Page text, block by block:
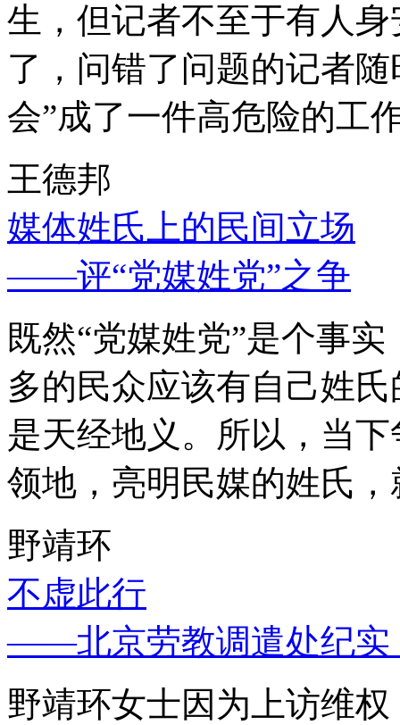
生，但记者不至于有人
了，问错了问题的记者
会”成了一件高危险的工
王德邦
媒体姓氏上的民间立场
——评“党媒姓党”之争
既然“党媒姓党”是个事
多的民众应该有自己姓
是天经地义。所以，当
领地，亮明民媒的姓氏
野靖环
不虚此行
——北京劳教调遣处纪实
野靖环女士因为上访维